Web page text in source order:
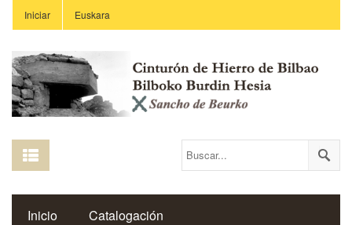
Iniciar Euskara
Inicio Catalogación